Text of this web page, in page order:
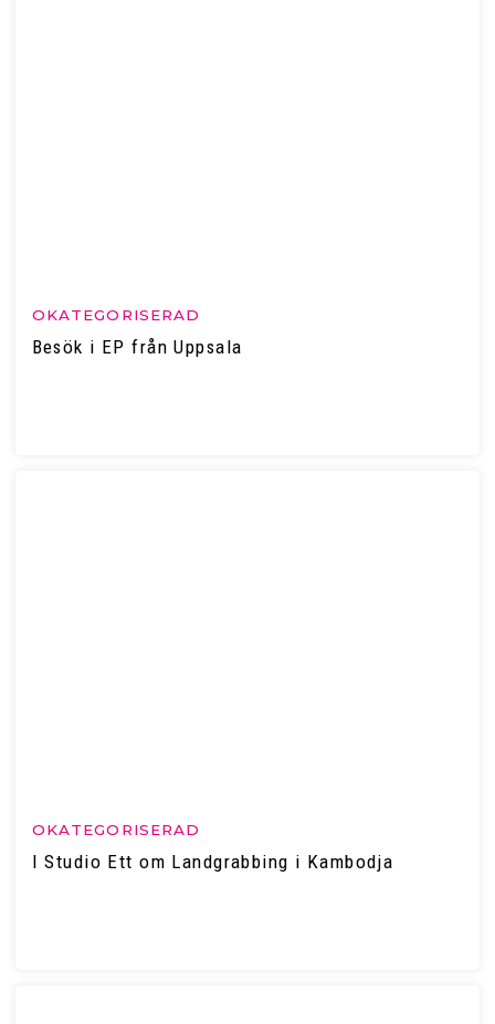
OKATEGORISERAD
Besök i EP från Uppsala
OKATEGORISERAD
I Studio Ett om Landgrabbing i Kambodja